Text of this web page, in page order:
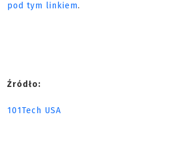
pod tym linkiem.
Źródło:
101Tech USA